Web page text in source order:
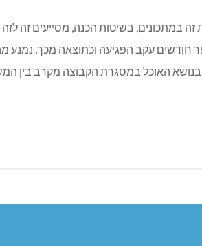
בשיטות הכנה, מסייעים זה לזה
עקב הפגיעה וכתוצאה מכך, נמנע
האוכל במסגרת הקבוצה מקרב בין